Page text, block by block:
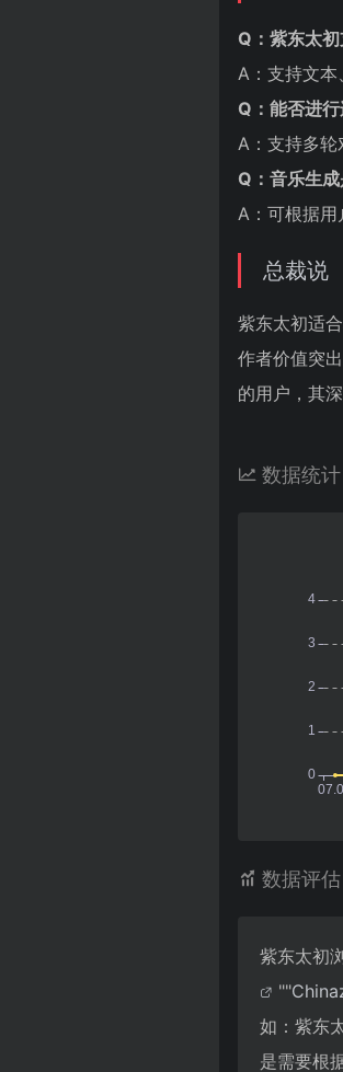
Q：紫东太
A：支持文本
Q：能否进
A：支持多轮
Q：音乐生
A：可根据用
总裁说
紫东太初适
作者价值突
的用户，其
数据统计
数据评估
紫东太初
""
如：紫东
是需要根